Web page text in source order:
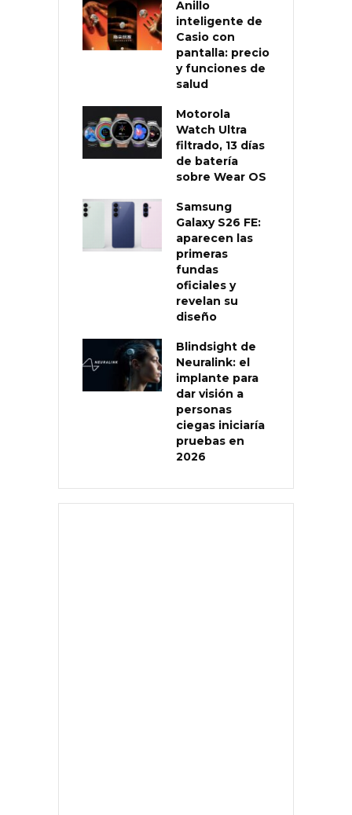
Anillo
inteligente de
Casio con
pantalla: precio
y funciones de
salud
Motorola
Watch Ultra
filtrado, 13 días
de batería
sobre Wear OS
Samsung
Galaxy S26 FE:
aparecen las
primeras
fundas
oficiales y
revelan su
diseño
Blindsight de
Neuralink: el
implante para
dar visión a
personas
ciegas iniciaría
pruebas en
2026